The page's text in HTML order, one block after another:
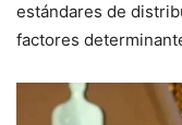
estándares de
factores